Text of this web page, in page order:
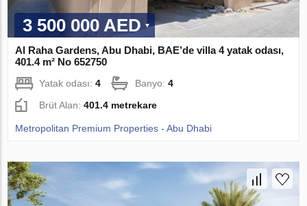
3 500 000 AED
Al Raha Gardens, Abu Dhabi, BAE’de villa 4 yatak odası,
401.4 m² No 652750
Yatak odası:4 Banyo:4
Brüt Alan:401.4 metrekare
Metropolitan Premium Properties - Abu Dhabi